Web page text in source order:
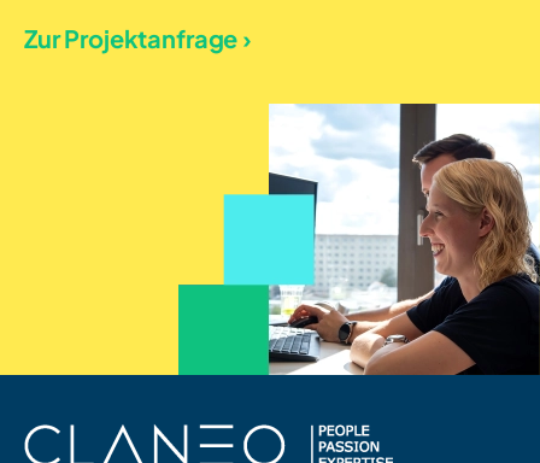
Zur Projektanfrage ›